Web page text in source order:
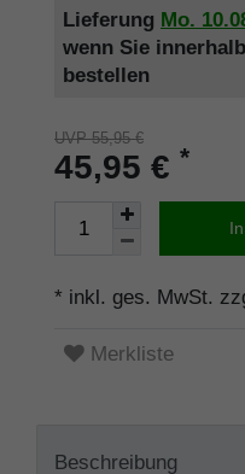
Lieferung Mo.
wenn Sie
bestellen
UVP 55,95 €
45,95 € *
* inkl. ges. MwSt.
Merkliste
Beschreibung